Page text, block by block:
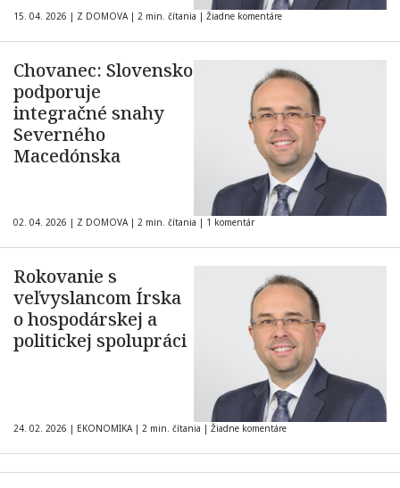
15. 04. 2026 | Z DOMOVA | 2 min. čítania | Žiadne komentáre
Chovanec: Slovensko
podporuje
integračné snahy
Severného
Macedónska
02. 04. 2026 | Z DOMOVA | 2 min. čítania | 1 komentár
Rokovanie s
veľvyslancom Írska
o hospodárskej a
politickej spolupráci
24. 02. 2026 | EKONOMIKA | 2 min. čítania | Žiadne komentáre